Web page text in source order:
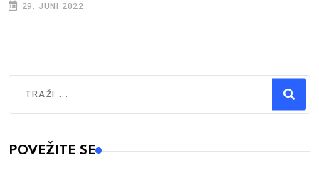
29. JUNI 2022.
Type 2 or more characters for results.
POVEŽITE SE